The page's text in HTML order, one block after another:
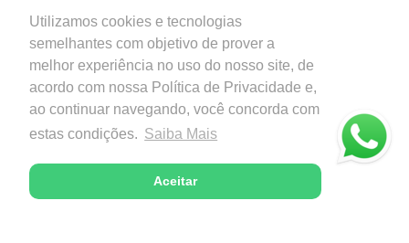
Utilizamos cookies e tecnologias
semelhantes com objetivo de prover a
melhor experiência no uso do nosso site, de
acordo com nossa Política de Privacidade e,
ao continuar navegando, você concorda com
estas condições. Saiba Mais
Aceitar